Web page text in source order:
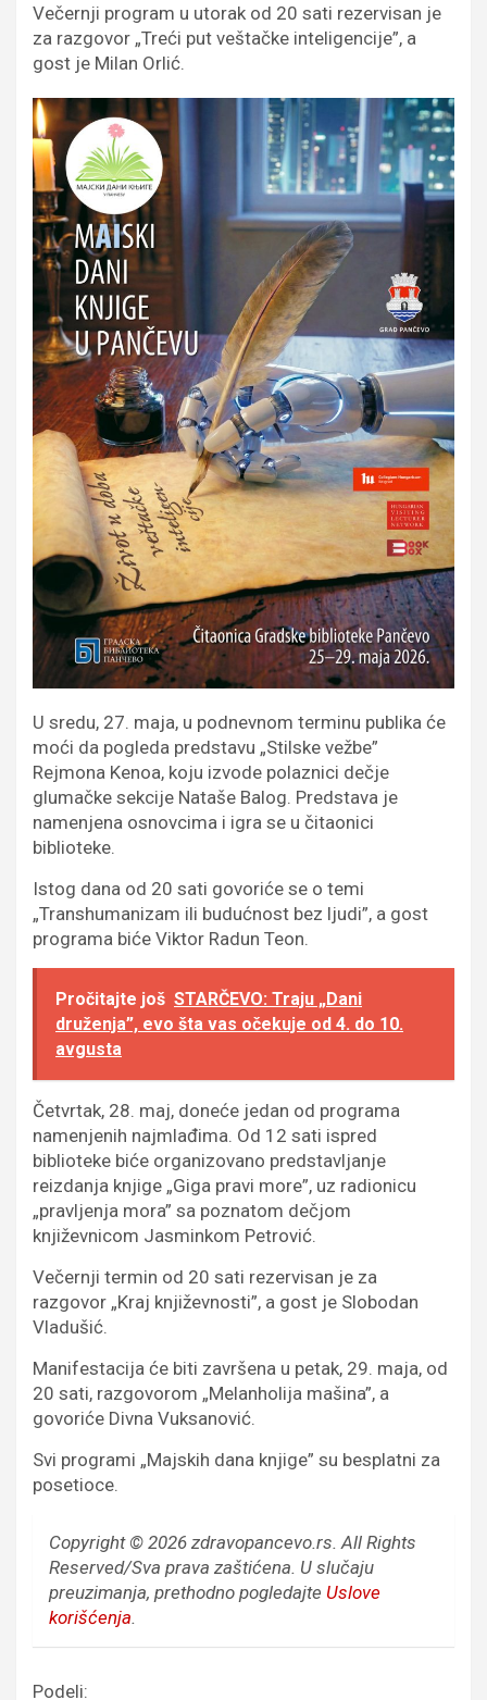
Večernji program u utorak od 20 sati rezervisan je
za razgovor „Treći put veštačke inteligencije”, a
gost je Milan Orlić.
U sredu, 27. maja, u podnevnom terminu publika će
moći da pogleda predstavu „Stilske vežbe”
Rejmona Kenoa, koju izvode polaznici dečje
glumačke sekcije Nataše Balog. Predstava je
namenjena osnovcima i igra se u čitaonici
biblioteke.
Istog dana od 20 sati govoriće se o temi
„Transhumanizam ili budućnost bez ljudi”, a gost
programa biće Viktor Radun Teon.
Pročitajte još STARČEVO: Traju „Dani
druženja”, evo šta vas očekuje od 4. do 10.
avgusta
Četvrtak, 28. maj, doneće jedan od programa
namenjenih najmlađima. Od 12 sati ispred
biblioteke biće organizovano predstavljanje
reizdanja knjige „Giga pravi more”, uz radionicu
„pravljenja mora” sa poznatom dečjom
književnicom Jasminkom Petrović.
Večernji termin od 20 sati rezervisan je za
razgovor „Kraj književnosti”, a gost je Slobodan
Vladušić.
Manifestacija će biti završena u petak, 29. maja, od
20 sati, razgovorom „Melanholija mašina”, a
govoriće Divna Vuksanović.
Svi programi „Majskih dana knjige” su besplatni za
posetioce.
Copyright © 2026 zdravopancevo.rs. All Rights
Reserved/Sva prava zaštićena. U slučaju
preuzimanja, prethodno pogledajte Uslove
korišćenja.
Podeli: